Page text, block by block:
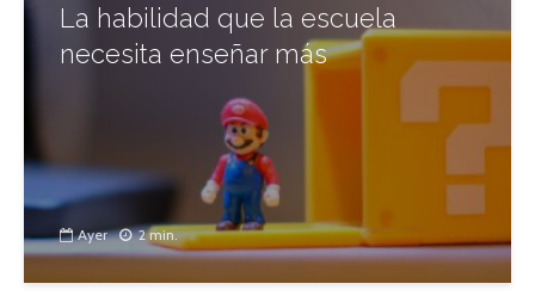
La habilidad que la escuela
necesita enseñar más
Ayer 2 min.